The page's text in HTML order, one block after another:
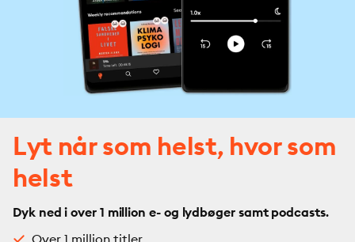
Lyt når som helst, hvor som
helst
Dyk ned i over 1 million e- og lydbøger samt podcasts.
Over 1 million titler